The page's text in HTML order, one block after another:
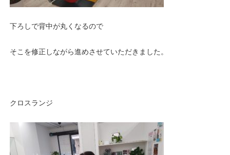
下ろしで背中が丸くなるので
そこを修正しながら進めさせていただきました。
クロスランジ